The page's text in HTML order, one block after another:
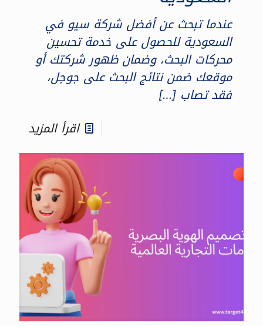
عندما تبحث عن أفضل شركة سيو في
السعودية للحصول على خدمة تحسين
محركات البحث، وضمان ظهور شركتك أو
موقعك ضمن نتائج البحث على جوجل،
فقد تصاب […]
اقرأ المزيد